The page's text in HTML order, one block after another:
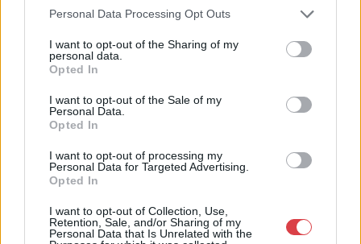
Personal Data Processing Opt Outs
I want to opt-out of the Sharing of my
personal data.
Opted In
I want to opt-out of the Sale of my
Personal Data.
Opted In
I want to opt-out of processing my
Personal Data for Targeted Advertising.
Opted In
I want to opt-out of Collection, Use,
Retention, Sale, and/or Sharing of my
Personal Data that Is Unrelated with the
EGYÉB MŰTÁRGY
Riley, Maurice
W[inton]: The History
by William Primrose.
(Dedikált.) (Ann Arbor,
Michigan, USA, 1980.
Braun-Brumfield). XXIII
+ [1] + 396 p. Első
Gustav Szerendi-Saupe.
Best Wishes: Maurice
History of the Viola.
Foreword by William
Primrose. (Dedikált.) (Ann
Arbor, Michigan, USA, 1980.
Author - Printed by Braun-
Brumfield). XXIII + [1] + 396
Kikiáltási ár:
Aukció:44. Nagyaukció
Aukció időpontja:
EGYÉB MŰTÁRGY
Schunda V. József: A
József (1845-1923)
zeneműkiadó által
elkészültének
jubileuma alkalmából
czimbalom története. A
szerző, Schunda Vencel
csehországi származású
hangszergyáros és
zeneműkiadó által
Kikiáltási ár:
Aukció:44. Nagyaukció
Aukció időpontja: